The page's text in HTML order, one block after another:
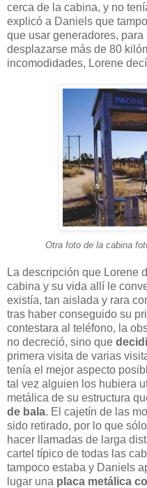
cerca de la cabina, y no
explicó a Daniels que
que usar generadores,
desplazarse más de 80
incomodidades, Lorene
Otra foto de la cabina
La descripción que Lorene
cabina y su vida allí le
existía, tan aislada y rara
tras haber conseguido su
contestara al teléfono, la
no decreció, sino que
primera visita de varias
tenía el mejor aspecto
tal vez alguien los hubiera
metálica de su estructura
de bala. El cajetín de las
sido retirado, por lo que
hacer llamadas de larga
cartel típico de todas las
tampoco estaba y Daniels
lugar una placa metálica